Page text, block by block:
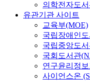
의학전자도
유관기관 사이트
교육부(MOE)
국립장애인
국립중앙도
국회도서관
연구윤리정
사이언스온